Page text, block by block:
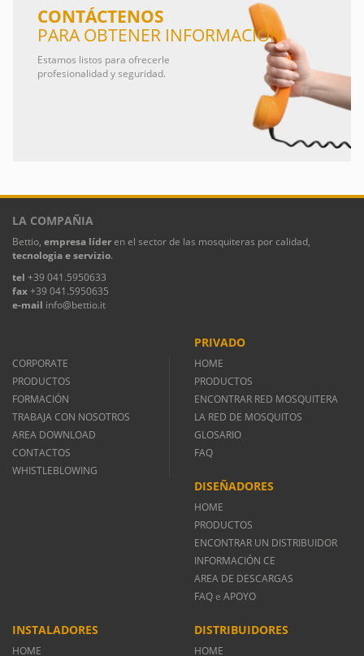
CONTÁCTENOS
PARA OBTENER INFORMACIÓN
Estamos listos para ofrecerle
profesionalidad y seguridad.
LA COMPAÑIA
Bettio, empresa líderen el sector de las mosquiteras por calidad,
tecnologia e servizio.
tel +39 041.5950633
fax+39 041.5950635
e-mail info@bettio.it
CORPORATE
PRODUCTOS
FORMACIÓN
TRABAJA CON NOSOTROS
AREA DOWNLOAD
CONTACTOS
WHISTLEBLOWING
PRIVADO
HOME
PRODUCTOS
ENCONTRAR RED MOSQUITERA
LA RED DE MOSQUITOS
GLOSARIO
FAQ
DISEÑADORES
HOME
PRODUCTOS
ENCONTRAR UN DISTRIBUIDOR
INFORMACIÓN CE
AREA DE DESCARGAS
FAQ e APOYO
INSTALADORES
HOME
DISTRIBUIDORES
HOME